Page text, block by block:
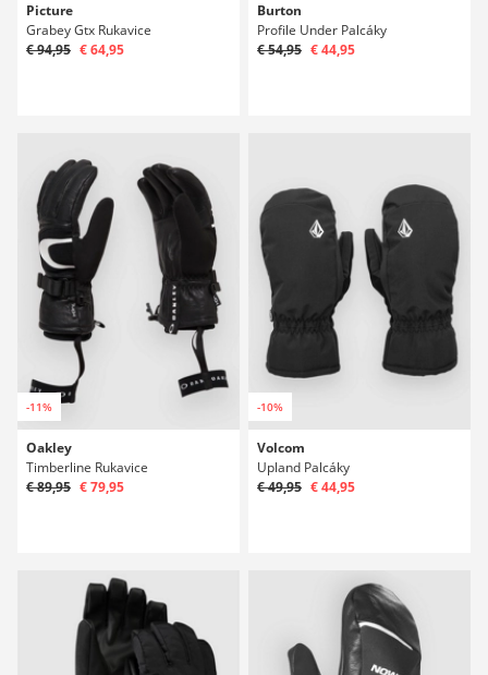
Picture
Grabey Gtx Rukavice
€ 94,95 € 64,95
Burton
Profile Under Palcáky
€ 54,95 € 44,95
-11%
Oakley
Timberline Rukavice
€ 89,95 € 79,95
-10%
Volcom
Upland Palcáky
€ 49,95 € 44,95